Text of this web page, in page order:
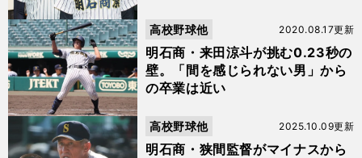
明石商・来田涼斗が挑む0.23秒の
壁。「間を感じられない男」から
の卒業は近い
2020.08.17更新
高校野球他
明石商・狭間監督がマイナスから
2025.10.09更新
高校野球他